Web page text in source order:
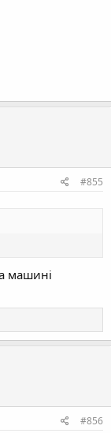
#855
машині
#856